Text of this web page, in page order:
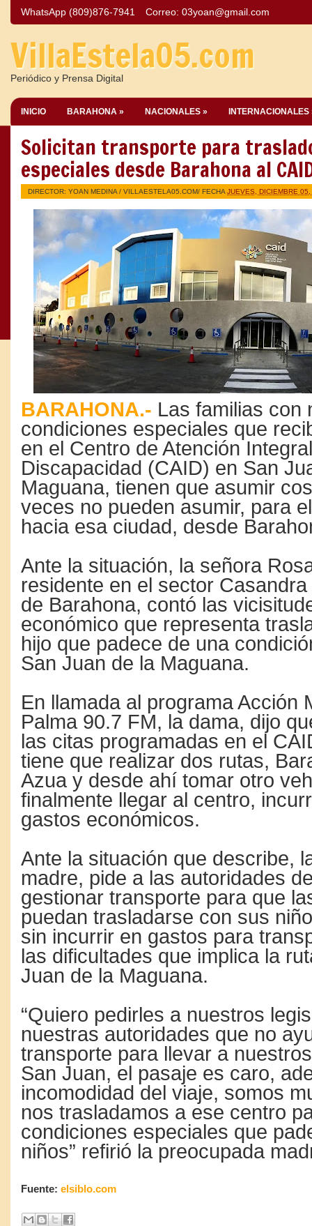
WhatsApp (809)876-7941 Correo: 03yoan@gmail.com
VillaEstela05.com
Periódico y Prensa Digital
INICIO BARAHONA » NACIONALES » INTERNACIONALES
Solicitan transporte para
especiales desde Barahona al
DIRECTOR: YOAN MEDINA / VILLAESTELA05.COM/ FECHA JUEVES, DICIEMBRE
BARAHONA.- Las familias con
condiciones especiales que
en el Centro de Atención
Discapacidad (CAID) en San
Maguana, tienen que asumir
veces no pueden asumir, para
hacia esa ciudad, desde
Ante la situación, la señora
residente en el sector
de Barahona, contó las
económico que representa
hijo que padece de una
San Juan de la Maguana.
En llamada al programa Acción
Palma 90.7 FM, la dama, dijo
las citas programadas en el
tiene que realizar dos rutas,
Azua y desde ahí tomar otro
finalmente llegar al centro,
gastos económicos.
Ante la situación que describe,
madre, pide a las autoridades
gestionar transporte para que
puedan trasladarse con sus
sin incurrir en gastos para
las dificultades que implica la
Juan de la Maguana.
“Quiero pedirles a nuestros
nuestras autoridades que no
transporte para llevar a
San Juan, el pasaje es caro,
incomodidad del viaje, somos
nos trasladamos a ese centro
condiciones especiales que
niños” refirió la preocupada
Fuente: elsiblo.com